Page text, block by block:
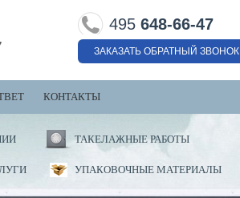
495 648-66-47
ЗАКАЗАТЬ ОБРАТНЫЙ ЗВОНОК
КОНТАКТЫ
ТАКЕЛАЖНЫЕ РАБОТЫ
УПАКОВОЧНЫЕ МАТЕРИАЛЫ